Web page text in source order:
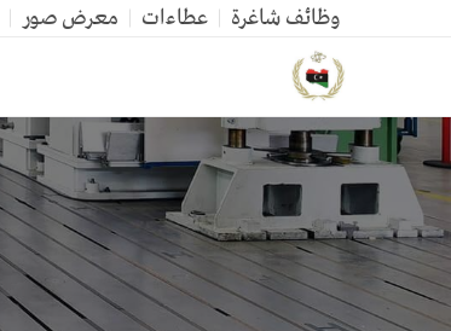
وظائف شاغرة عطاءات معرض صور